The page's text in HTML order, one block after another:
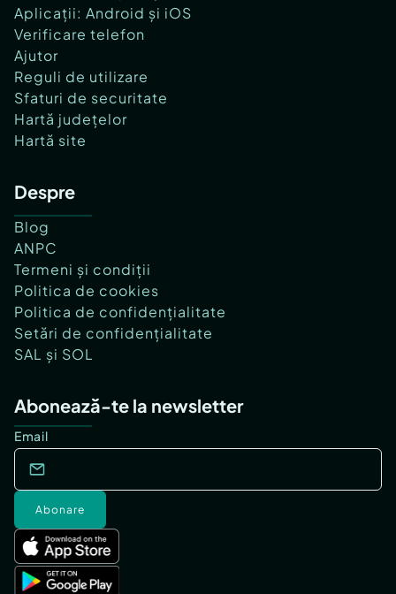
Aplicații: Android și iOS
Verificare telefon
Ajutor
Reguli de utilizare
Sfaturi de securitate
Hartă județelor
Hartă site
Despre
Blog
ANPC
Termeni și condiții
Politica de cookies
Politica de confidențialitate
Setări de confidențialitate
SAL și SOL
Abonează-te la newsletter
Email
Abonare